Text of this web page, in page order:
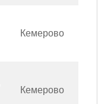
Кемерово
Кемерово